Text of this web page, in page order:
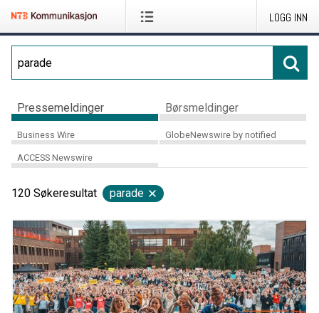
LOGG INN
Pressemeldinger Børsmeldinger
Business Wire GlobeNewswire by notified
ACCESS Newswire
120 Søkeresultat parade